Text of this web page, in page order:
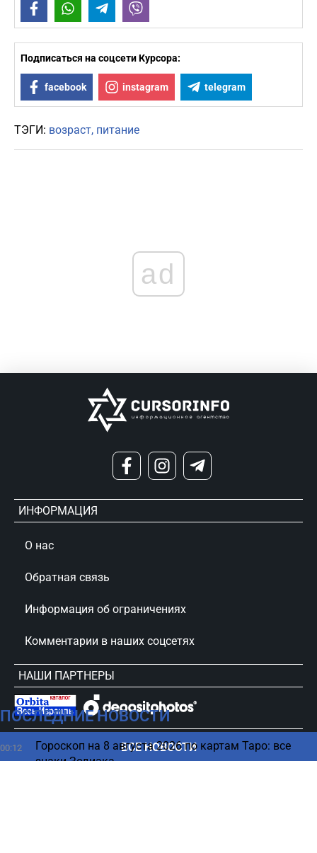
FacebookWhatsAppTelegram
Подписаться на соцсети Курсора:
facebook instagram telegram
ТЭГИ: возраст питание
ПОСЛЕДНИЕ НОВОСТИ
00:12
Гороскоп на 8 августа 2026 по картам Таро: все
знаки Зодиака
ВСЕ НОВОСТИ
ad
ИНФОРМАЦИЯ
О нас
Обратная связь
Информация об ограничениях
Комментарии в наших соцсетях
НАШИ ПАРТНЕРЫ
сursorinfo.co.il © Все права защищены